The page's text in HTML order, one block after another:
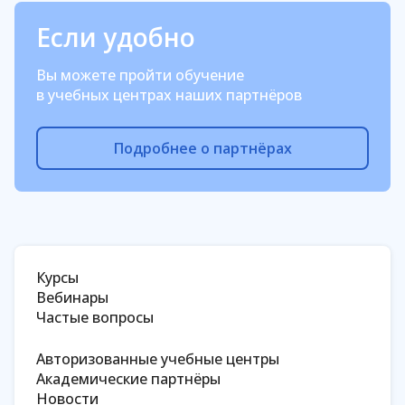
Если удобно
Вы можете пройти обучение
в учебных центрах наших партнёров
Подробнее о партнёрах
Курсы
Вебинары
Частые вопросы
Авторизованные учебные центры
Академические партнёры
Новости